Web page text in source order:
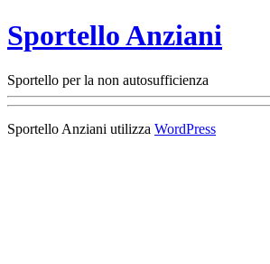
Sportello Anziani
Sportello per la non autosufficienza
Sportello Anziani utilizza WordPress